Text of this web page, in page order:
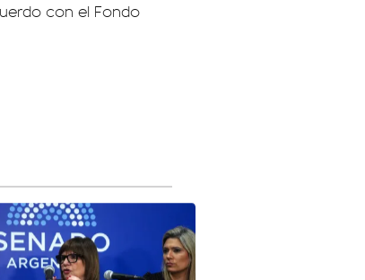
con el Fondo